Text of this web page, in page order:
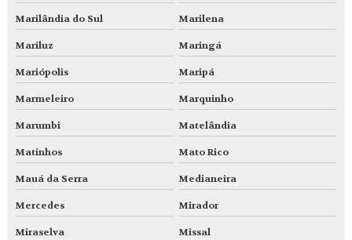
Marilândia do Sul Marilena
Mariluz Maringá
Mariópolis Maripá
Marmeleiro Marquinho
Marumbi Matelândia
Matinhos Mato Rico
Mauá da Serra Medianeira
Mercedes Mirador
Miraselva Missal